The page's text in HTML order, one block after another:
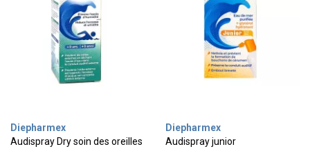
Diepharmex
Audispray Dry soin des oreilles
Diepharmex
Audispray junior